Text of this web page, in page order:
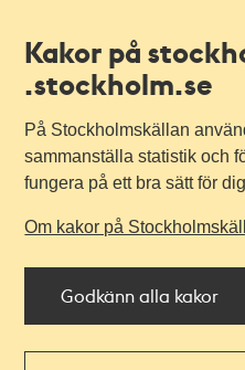
Kakor på
.stockholm.se
På Stockholmskällan
sammanställa statistik och
fungera på ett bra sätt för
Om kakor på
Godkänn alla kakor